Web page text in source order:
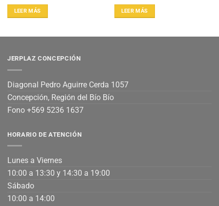
LEER MÁS LEER MÁS
JERPLAZ CONCEPCIÓN
Diagonal Pedro Aguirre Cerda 1057
Concepción, Región del Bío Bío
Fono +569 5236 1637
HORARIO DE ATENCIÓN
Lunes a Viernes
10:00 a 13:30 y 14:30 a 19:00
Sábado
10:00 a 14:00